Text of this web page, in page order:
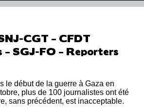
CGT – CFDT
– SGJ-FO – Reporters
le début de la guerre à Gaza en
plus de 100 journalistes ont été
sans précédent, est inacceptable.